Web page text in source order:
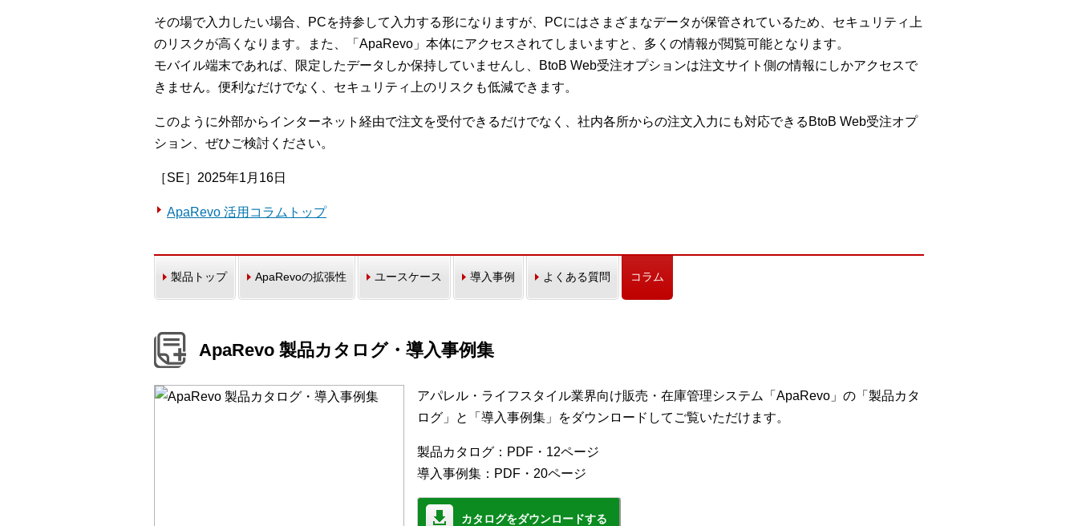
その場で入力したい場合、PCを持参して入力する形になりますが、PCにはさまざまなデータが保管されているため、セキュリティ上
のリスクが高くなります。また、「ApaRevo」本体にアクセスされてしまいますと、多くの情報が閲覧可能となります。
モバイル端末であれば、限定したデータしか保持していませんし、BtoB Web受注オプションは注文サイト側の情報にしかアクセスで
きません。便利なだけでなく、セキュリティ上のリスクも低減できます。
このように外部からインターネット経由で注文を受付できるだけでなく、社内各所からの注文入力にも対応できるBtoB Web受注オプ
ション、ぜひご検討ください。
［SE］2025年1月16日
ApaRevo 活用コラムトップ
製品トップ ApaRevoの拡張性 ユースケース 導入事例 よくある質問 コラム
ApaRevo 製品カタログ・導入事例集
アパレル・ライフスタイル業界向け販売・在庫管理システム「ApaRevo」の「製品カタ
ログ」と「導入事例集」をダウンロードしてご覧いただけます。
製品カタログ：PDF・12ページ
導入事例集：PDF・20ページ
カタログをダウンロードする